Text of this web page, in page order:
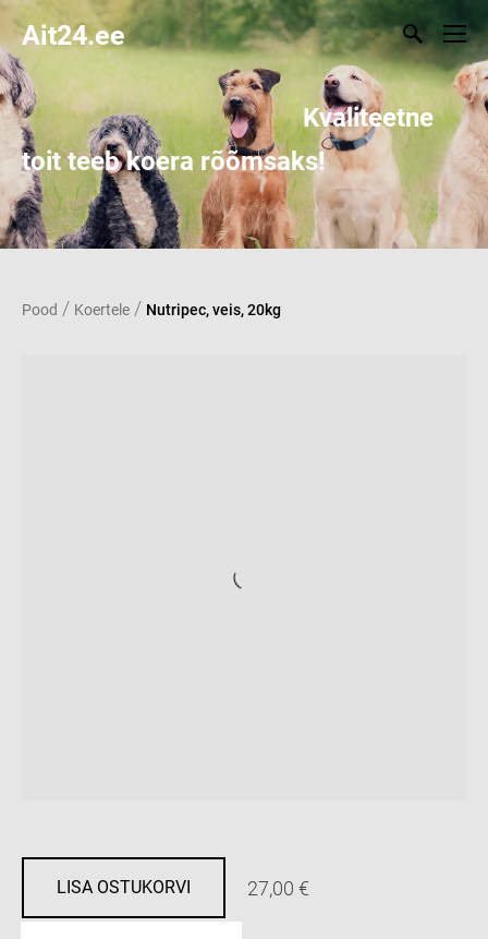
Ait24.ee
Kvaliteetne
toit teeb koera rõõmsaks!
Pood / Koertele / Nutripec, veis, 20kg
LISA OSTUKORVI 27,00 €